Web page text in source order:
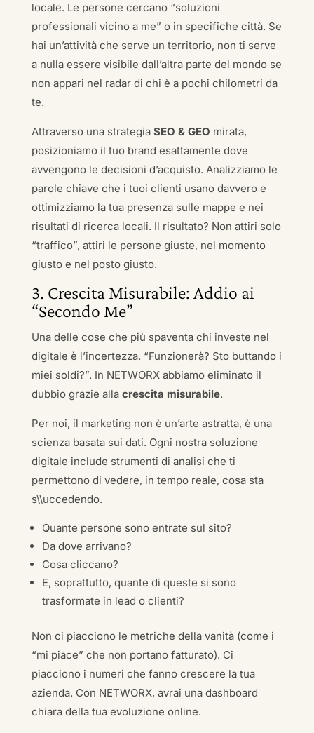
locale. Le persone cercano “soluzioni
professionali vicino a me” o in specifiche città. Se
hai un’attività che serve un territorio, non ti serve
a nulla essere visibile dall’altra parte del mondo se
non appari nel radar di chi è a pochi chilometri da
te.
Attraverso una strategia SEO & GEO mirata,
posizioniamo il tuo brand esattamente dove
avvengono le decisioni d’acquisto. Analizziamo le
parole chiave che i tuoi clienti usano davvero e
ottimizziamo la tua presenza sulle mappe e nei
risultati di ricerca locali. Il risultato? Non attiri solo
“traffico”, attiri le persone giuste, nel momento
giusto e nel posto giusto.
3. Crescita Misurabile: Addio ai
“Secondo Me”
Una delle cose che più spaventa chi investe nel
digitale è l’incertezza. “Funzionerà? Sto buttando i
miei soldi?”. In NETWORX abbiamo eliminato il
dubbio grazie alla crescita misurabile.
Per noi, il marketing non è un’arte astratta, è una
scienza basata sui dati. Ogni nostra soluzione
digitale include strumenti di analisi che ti
permettono di vedere, in tempo reale, cosa sta
s\\uccedendo.
Quante persone sono entrate sul sito?
Da dove arrivano?
Cosa cliccano?
E, soprattutto, quante di queste si sono
trasformate in lead o clienti?
Non ci piacciono le metriche della vanità (come i
“mi piace” che non portano fatturato). Ci
piacciono i numeri che fanno crescere la tua
azienda. Con NETWORX, avrai una dashboard
chiara della tua evoluzione online.